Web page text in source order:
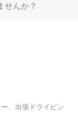
せんか？
、出張ドライビン